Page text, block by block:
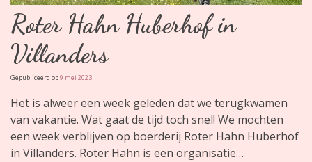
Roter Hahn Huberhof in
Villanders
Gepubliceerd op9 mei 2023
Het is alweer een week geleden dat we terugkwamen
van vakantie. Wat gaat de tijd toch snel! We mochten
een week verblijven op boerderij Roter Hahn Huberhof
in Villanders. Roter Hahn is een organisatie…